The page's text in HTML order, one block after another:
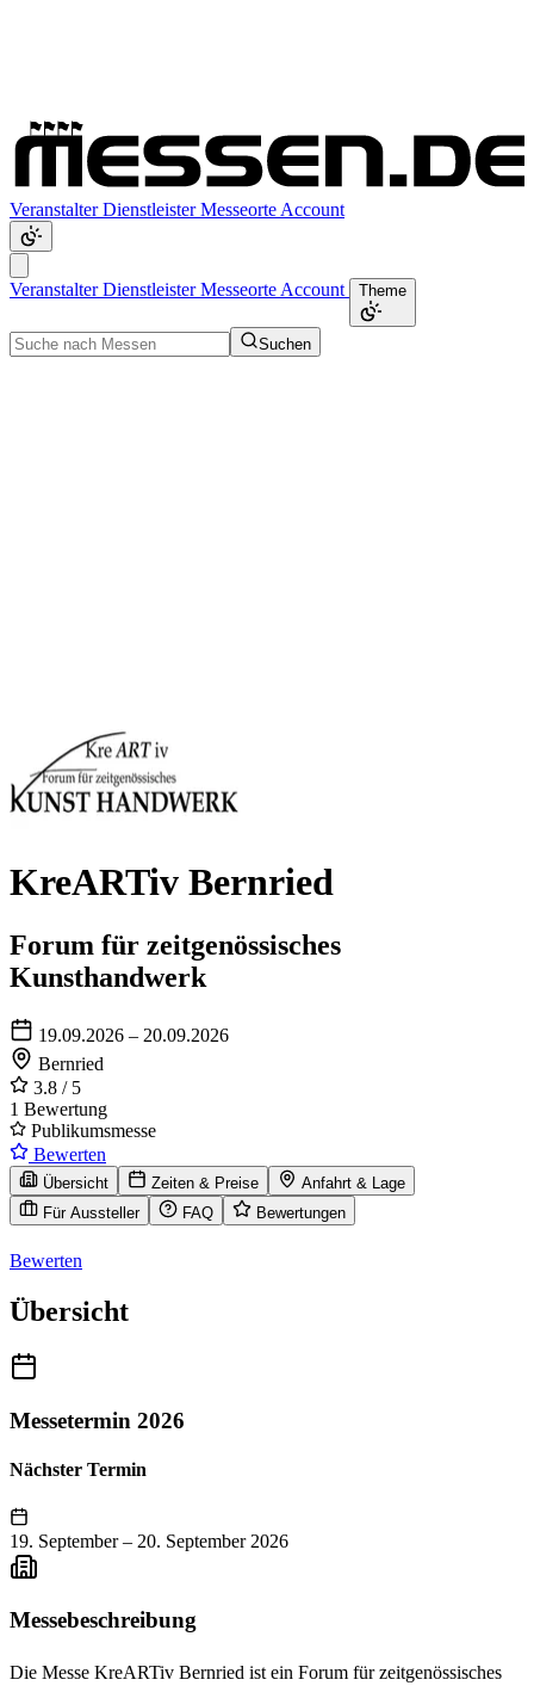
VeranstalterDienstleisterMesseorte Account
VeranstalterDienstleisterMesseorte Account Theme
Suchen
KreARTiv Bernried
Forum für zeitgenössisches
Kunsthandwerk
19.09.2026 – 20.09.2026
Bernried
3.8 / 5
1 Bewertung
Publikumsmesse
Bewerten
Übersicht Zeiten & Preise
Anfahrt & Lage
Für Aussteller
FAQ Bewertungen
Bewerten
Übersicht
Messetermin 2026
Nächster Termin
19. September – 20. September 2026
Messebeschreibung
Die Messe KreARTiv Bernried ist ein Forum für zeitgenössisches